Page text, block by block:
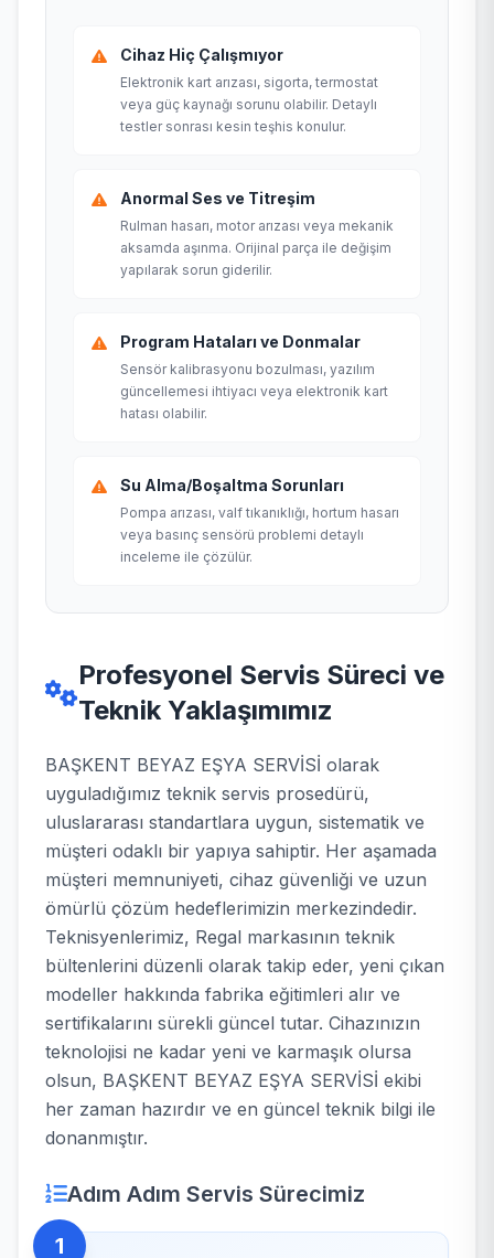
Cihaz Hiç Çalışmıyor
Elektronik kart arızası, sigorta, termostat
veya güç kaynağı sorunu olabilir. Detaylı
testler sonrası kesin teşhis konulur.
Anormal Ses ve Titreşim
Rulman hasarı, motor arızası veya mekanik
aksamda aşınma. Orijinal parça ile değişim
yapılarak sorun giderilir.
Program Hataları ve Donmalar
Sensör kalibrasyonu bozulması, yazılım
güncellemesi ihtiyacı veya elektronik kart
hatası olabilir.
Su Alma/Boşaltma Sorunları
Pompa arızası, valf tıkanıklığı, hortum hasarı
veya basınç sensörü problemi detaylı
inceleme ile çözülür.
Profesyonel Servis Süreci ve
Teknik Yaklaşımımız
BAŞKENT BEYAZ EŞYA SERVİSİ olarak
uyguladığımız teknik servis prosedürü,
uluslararası standartlara uygun, sistematik ve
müşteri odaklı bir yapıya sahiptir. Her aşamada
müşteri memnuniyeti, cihaz güvenliği ve uzun
ömürlü çözüm hedeflerimizin merkezindedir.
Teknisyenlerimiz, Regal markasının teknik
bültenlerini düzenli olarak takip eder, yeni çıkan
modeller hakkında fabrika eğitimleri alır ve
sertifikalarını sürekli güncel tutar. Cihazınızın
teknolojisi ne kadar yeni ve karmaşık olursa
olsun, BAŞKENT BEYAZ EŞYA SERVİSİ ekibi
her zaman hazırdır ve en güncel teknik bilgi ile
donanmıştır.
Adım Adım Servis Sürecimiz
1